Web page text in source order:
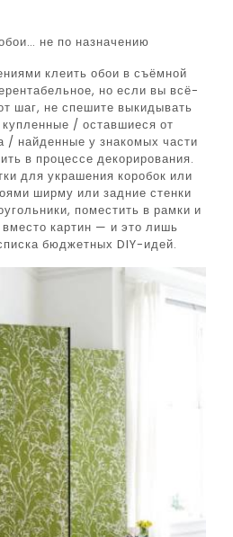
не по назначению
клеить обои в съёмной
но если вы всё-
шаг, не спешите выкидывать
купленные / оставшиеся от
/ найденные у знакомых части
в процессе декорирования.
для украшения коробок или
ширму или задние стенки
поместить в рамки и
вместо картин — и это лишь
бюджетных DIY-идей.